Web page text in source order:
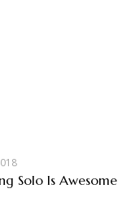
Solo Is Awesome